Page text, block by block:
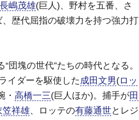
長嶋茂雄(巨人)、野村を五番、さ
歴代屈指の破壊力を持つ強力打
塊の世代”たちの時代となる。
イダーを駆使した成田文男(ロッ
・ 高橋一三(巨人ほか)。捕手が田
笠祥雄、ロッテの有藤通世とレジ